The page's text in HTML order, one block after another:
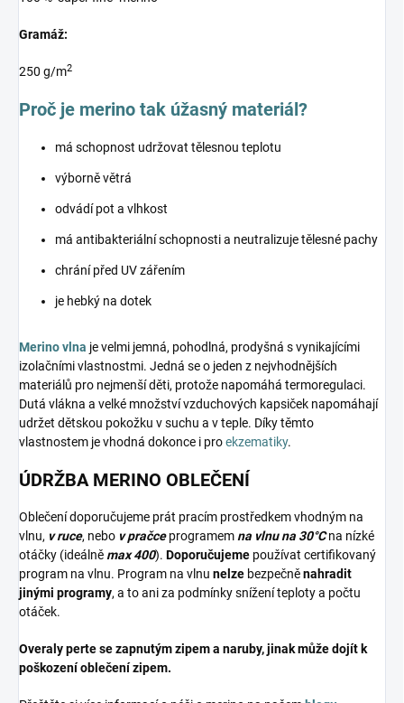
Gramáž:
250 g/m2
Proč je merino tak úžasný materiál?
má schopnost udržovat tělesnou teplotu
výborně větrá
odvádí pot a vlhkost
má antibakteriální schopnosti a neutralizuje tělesné pachy
chrání před UV zářením
je hebký na dotek
Merino vlna je velmi jemná, pohodlná, prodyšná s vynikajícími
izolačními vlastnostmi. Jedná se o jeden z nejvhodnějších
materiálů pro nejmenší děti, protože napomáhá termoregulaci.
Dutá vlákna a velké množství vzduchových kapsiček napomáhají
udržet dětskou pokožku v suchu a v teple. Díky těmto
vlastnostem je vhodná dokonce i proekzematiky.
ÚDRŽBA MERINO OBLEČENÍ
Oblečení doporučujeme prát pracím prostředkem vhodným na
vlnu, v ruce, nebo v pračceprogramemna vlnu na 30°Cna nízké
otáčky (ideálněmax 400). Doporučujeme používat certifikovaný
program na vlnu. Program na vlnu nelze bezpečněnahradit
jinými programy, a to ani za podmínky snížení teploty a počtu
otáček.
Overaly perte se zapnutým zipem a naruby, jinak může dojít k
poškození oblečení zipem.